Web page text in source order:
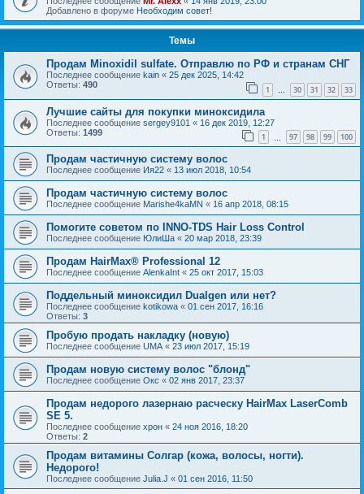
Добавлено в форуме Необходим совет!
Темы
Продам Minoxidil sulfate. Отправлю по РФ и странам СНГ
Последнее сообщение kain « 25 дек 2025, 14:42
Ответы: 490 1 … 30 31 32 33
Лучшие сайты для покупки миноксидила
Последнее сообщение sergey9101 « 16 дек 2019, 12:27
Ответы: 1499 1 97 98 99 100
Продам частичную систему волос
Последнее сообщение Ия22 « 13 июл 2018, 10:54
Продам частичную систему волос
Последнее сообщение Marishe4kaMN « 16 апр 2018, 08:15
Помогите советом по INNO-TDS Hair Loss Control
Последнее сообщение ЮлиШа « 20 мар 2018, 23:39
Продам HairMax® Professional 12
Последнее сообщение AlenkaInt « 25 окт 2017, 15:03
Поддельный миноксидил Dualgen или нет?
Последнее сообщение kotikowa « 01 сен 2017, 16:16
Ответы: 3
Пробую продать накладку (новую)
Последнее сообщение UMA « 23 июл 2017, 15:19
Продам новую систему волос "блонд"
Последнее сообщение Окс « 02 янв 2017, 23:37
Продам недорого лазернаю расческу HairMax LaserComb
SE 5.
Последнее сообщение хрон « 24 ноя 2016, 18:20
Ответы: 2
Продам витамины Солгар (кожа, волосы, ногти).
Недорого!
Последнее сообщение Julia.J « 01 сен 2016, 11:50